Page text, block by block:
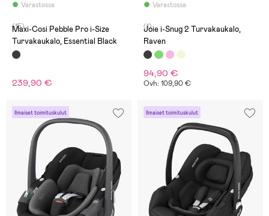
Varastossa
(15)
Maxi-Cosi Pebble Pro i-Size
Turvakaukalo, Essential Black
239,90 €
Varastossa
(1)
Joie i-Snug 2 Turvakaukalo,
Raven
94,90 €
Ovh: 109,90 €
Ilmaiset toimituskulut Ilmaiset toimituskulut